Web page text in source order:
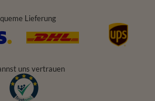
Lieferung
uns vertrauen